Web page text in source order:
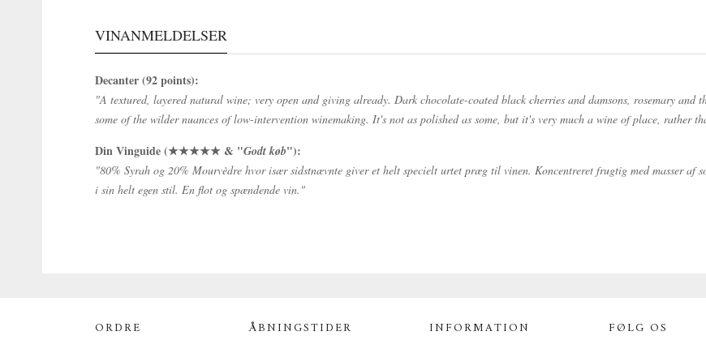
VINANMELDELSER
Decanter (92 points):
"A textured, layered natural wine; very open and giving already. Dark chocolate-coated black cherries and damsons, rosemary
some of the wilder nuances of low-intervention winemaking. It's not as polished as some, but it's very much a wine of place, rather
Din Vinguide (★★★★★ & "Godt køb"):
"80% Syrah og 20% Mourvèdre hvor især sidstnævnte giver et helt specielt urtet præg til vinen. Koncentreret frugtig med masser af
i sin helt egen stil. En flot og spændende vin."
ORDRE ÅBNINGSTIDER INFORMATION FØLG OS